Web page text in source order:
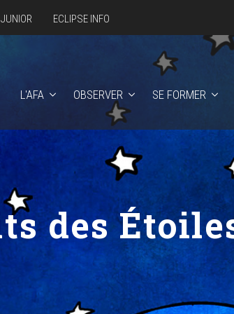
L'AFA OBSERVER SE FORMER
JUNIOR ECLIPSE INFO
des